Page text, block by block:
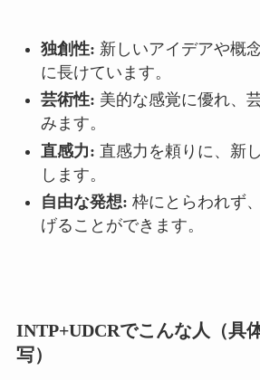
独創性: 新しいアイデアや概
に長けています。
芸術性: 美的な感覚に優れ、
みます。
直感力: 直感力を頼りに、新
します。
自由な発想: 枠にとらわれず
げることができます。
INTP+UDCRでこんな人（具
写）